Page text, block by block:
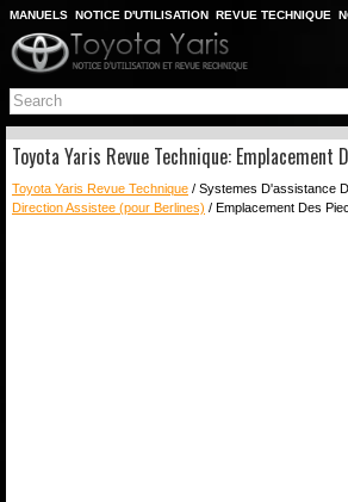
MANUELS NOTICE D'UTILISATION REVUE TECHNIQUE
PLAN DU SITE
CHERCHER
Toyota Yaris Revue Technique: Emplacement
Toyota Yaris Revue Technique / Systemes D'assistance
Direction Assistee (pour Berlines) / Emplacement Des